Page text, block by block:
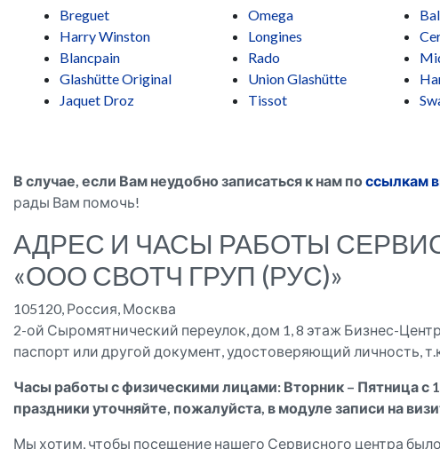
Breguet
Harry Winston
Blancpain
Glashütte Original
Jaquet Droz
Omega
Longines
Rado
Union Glashütte
Tissot
В случае, если Вам неудобно записаться к нам поссылкам
рады Вам помочь!
АДРЕС И ЧАСЫ РАБОТЫ
«ООО СВОТЧ ГРУП (РУС)»
105120, Россия, Москва
2-ой Сыромятнический переулок, дом 1, 8 этаж Бизнес-
паспорт или другой документ, удостоверяющий личность,
Часы работы с физическими лицами: Вторник – Пятница с
праздники уточняйте, пожалуйста, в модуле записи на
Мы хотим, чтобы посещение нашего Сервисного центра